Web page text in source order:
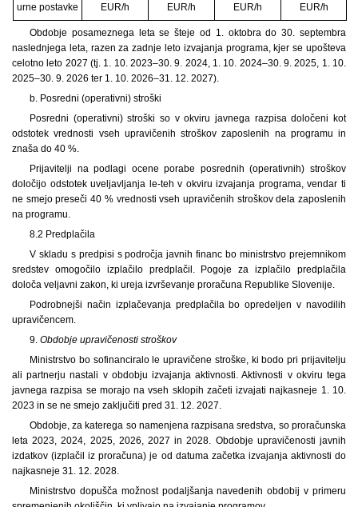
urne postavke
EUR/h
EUR/h
EUR/h
EUR/h
Obdobje posameznega leta se šteje od 1. oktobra do 30. septembra
naslednjega leta, razen za zadnje leto izvajanja programa, kjer se upošteva
celotno leto 2027 (tj. 1. 10. 2023–30. 9. 2024, 1. 10. 2024–30. 9. 2025, 1. 10.
2025–30. 9. 2026 ter 1. 10. 2026–31. 12. 2027).
b. Posredni (operativni) stroški
Posredni (operativni) stroški so v okviru javnega razpisa določeni kot
odstotek vrednosti vseh upravičenih stroškov zaposlenih na programu in
znaša do 40 %.
Prijavitelji na podlagi ocene porabe posrednih (operativnih) stroškov
določijo odstotek uveljavljanja le-teh v okviru izvajanja programa, vendar ti
ne smejo preseči 40 % vrednosti vseh upravičenih stroškov dela zaposlenih
na programu.
8.2 Predplačila
V skladu s predpisi s področja javnih financ bo ministrstvo prejemnikom
sredstev omogočilo izplačilo predplačil. Pogoje za izplačilo predplačila
določa veljavni zakon, ki ureja izvrševanje proračuna Republike Slovenije.
Podrobnejši način izplačevanja predplačila bo opredeljen v navodilih
upravičencem.
9. Obdobje upravičenosti stroškov
Ministrstvo bo sofinanciralo le upravičene stroške, ki bodo pri prijavitelju
ali partnerju nastali v obdobju izvajanja aktivnosti. Aktivnosti v okviru tega
javnega razpisa se morajo na vseh sklopih začeti izvajati najkasneje 1. 10.
2023 in se ne smejo zaključiti pred 31. 12. 2027.
Obdobje, za katerega so namenjena razpisana sredstva, so proračunska
leta 2023, 2024, 2025, 2026, 2027 in 2028. Obdobje upravičenosti javnih
izdatkov (izplačil iz proračuna) je od datuma začetka izvajanja aktivnosti do
najkasneje 31. 12. 2028.
Ministrstvo dopušča možnost podaljšanja navedenih obdobij v primeru